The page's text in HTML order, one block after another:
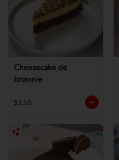
Cheesecake de
brownie
$3.50